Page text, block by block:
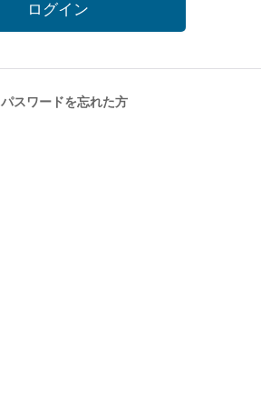
ログイン
パスワードを忘れた方